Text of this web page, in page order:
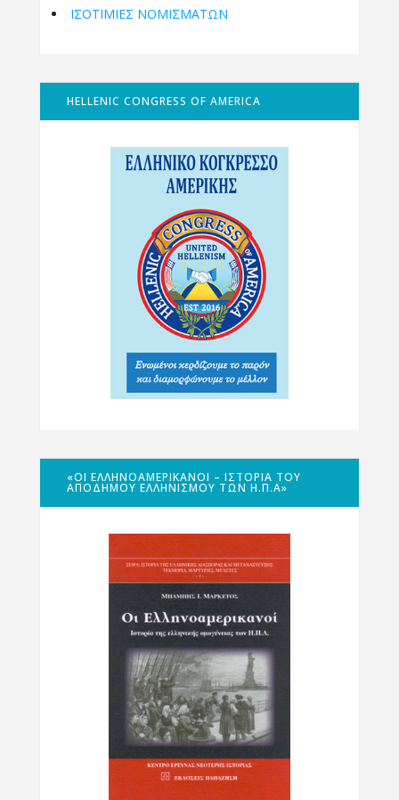
ΙΣΟΤΙΜΙΕΣ ΝΟΜΙΣΜΑΤΩΝ
HELLENIC CONGRESS OF AMERICA
«ΟΙ ΕΛΛΗΝΟΑΜΕΡΙΚΑΝΟΊ – ΙΣΤΟΡΊΑ ΤΟΥ
ΑΠΌΔΗΜΟΥ ΕΛΛΗΝΙΣΜΟΎ ΤΩΝ Η.Π.Α»